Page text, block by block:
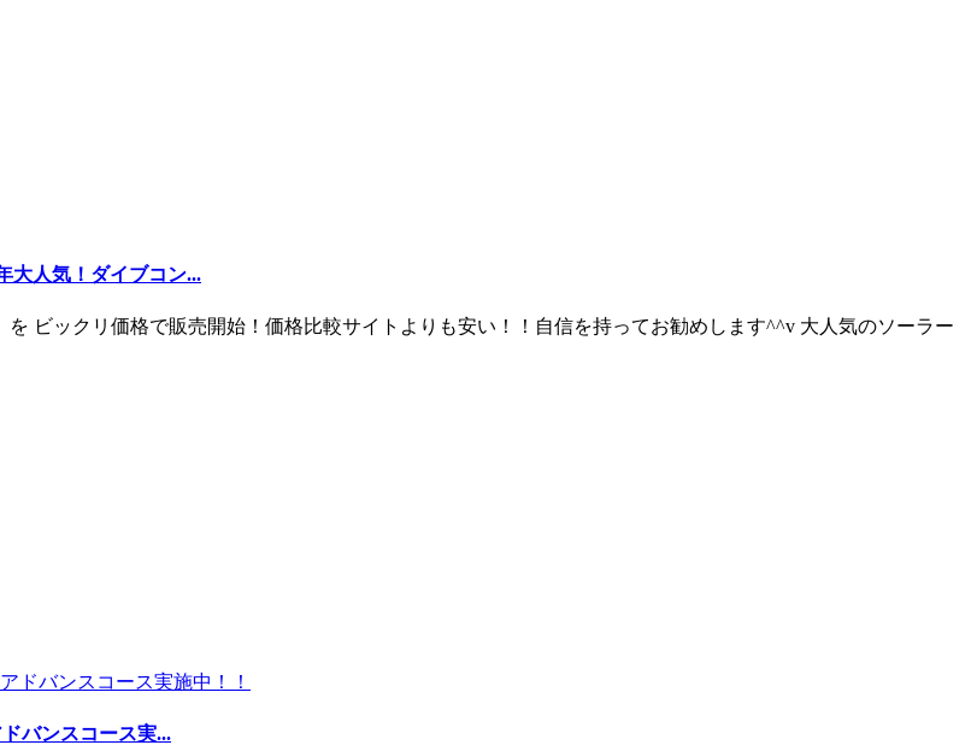
大人気！ダイブコン...
を ビックリ価格で販売開始！価格比較サイトよりも安い！！自信を持ってお勧めします^^v 大人気のソーラー
バンスコース実...